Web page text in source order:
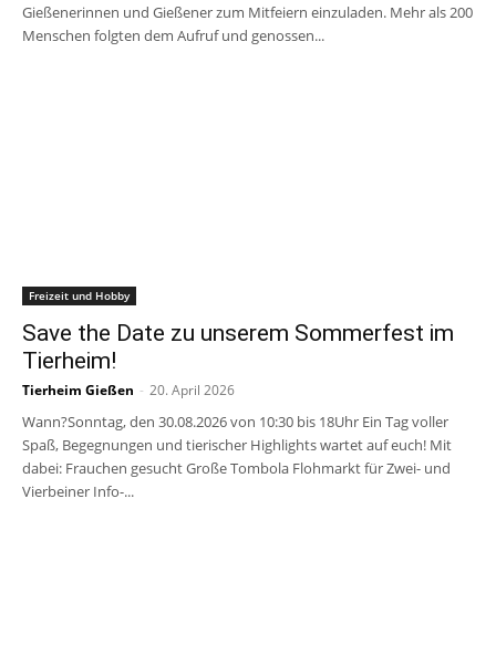
Gießenerinnen und Gießener zum Mitfeiern einzuladen. Mehr als 200
Menschen folgten dem Aufruf und genossen...
Freizeit und Hobby
Save the Date zu unserem Sommerfest im
Tierheim!
Tierheim Gießen - 20. April 2026
Wann?Sonntag, den 30.08.2026 von 10:30 bis 18Uhr Ein Tag voller
Spaß, Begegnungen und tierischer Highlights wartet auf euch! Mit
dabei: Frauchen gesucht Große Tombola Flohmarkt für Zwei- und
Vierbeiner Info-...